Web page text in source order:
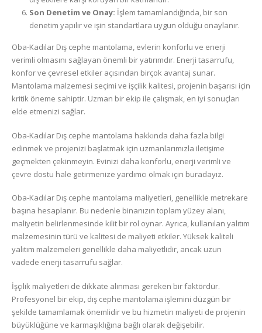
Son Denetim ve Onay: İşlem tamamlandığında, bir son
denetim yapılır ve işin standartlara uygun olduğu onaylanır.
Oba-Kadılar Dış cephe mantolama, evlerin konforlu ve enerji
verimli olmasını sağlayan önemli bir yatırımdır. Enerji tasarrufu,
konfor ve çevresel etkiler açısından birçok avantaj sunar.
Mantolama malzemesi seçimi ve işçilik kalitesi, projenin başarısı için
kritik öneme sahiptir. Uzman bir ekip ile çalışmak, en iyi sonuçları
elde etmenizi sağlar.
Oba-Kadılar Dış cephe mantolama hakkında daha fazla bilgi
edinmek ve projenizi başlatmak için uzmanlarımızla iletişime
geçmekten çekinmeyin. Evinizi daha konforlu, enerji verimli ve
çevre dostu hale getirmenize yardımcı olmak için buradayız.
Oba-Kadılar Dış cephe mantolama maliyetleri, genellikle metrekare
başına hesaplanır. Bu nedenle binanızın toplam yüzey alanı,
maliyetin belirlenmesinde kilit bir rol oynar. Ayrıca, kullanılan yalıtım
malzemesinin türü ve kalitesi de maliyeti etkiler. Yüksek kaliteli
yalıtım malzemeleri genellikle daha maliyetlidir, ancak uzun
vadede enerji tasarrufu sağlar.
İşçilik maliyetleri de dikkate alınması gereken bir faktördür.
Profesyonel bir ekip, dış cephe mantolama işlemini düzgün bir
şekilde tamamlamak önemlidir ve bu hizmetin maliyeti de projenin
büyüklüğüne ve karmaşıklığına bağlı olarak değişebilir.